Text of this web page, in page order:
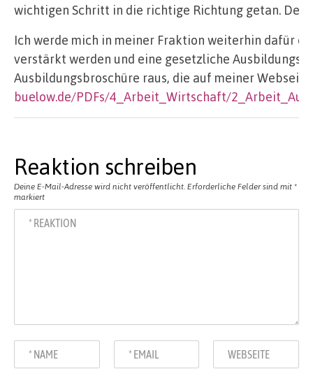
wichtigen Schritt in die richtige Richtung getan.
Ich werde mich in meiner Fraktion weiterhin dafür
verstärkt werden und eine gesetzliche
Ausbildungsbroschüre raus, die auf meiner
buelow.de/PDFs/4_Arbeit_Wirtschaft/
Reaktion schreiben
Deine E-Mail-Adresse wird nicht veröffentlicht. Erforderliche Felder sind mit *
markiert